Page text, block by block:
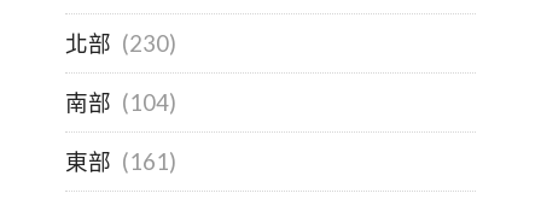
北部 (230)
南部 (104)
東部 (161)